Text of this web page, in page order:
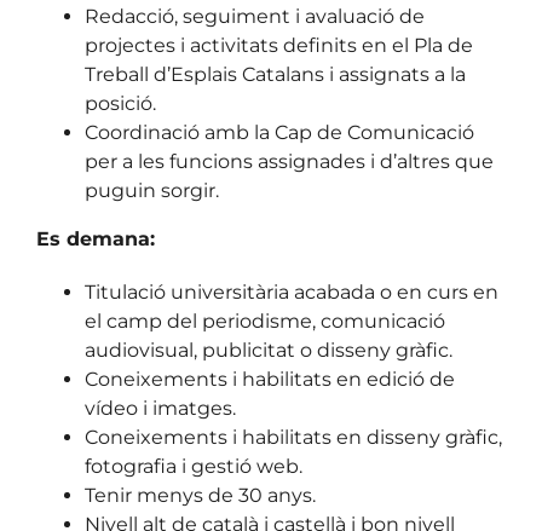
Redacció, seguiment i avaluació de
projectes i activitats definits en el Pla de
Treball d’Esplais Catalans i assignats a la
posició.
Coordinació amb la Cap de Comunicació
per a les funcions assignades i d’altres que
puguin sorgir.
Es demana:
Titulació universitària acabada o en curs en
el camp del periodisme, comunicació
audiovisual, publicitat o disseny gràfic.
Coneixements i habilitats en edició de
vídeo i imatges.
Coneixements i habilitats en disseny gràfic,
fotografia i gestió web.
Tenir menys de 30 anys.
Nivell alt de català i castellà i bon nivell